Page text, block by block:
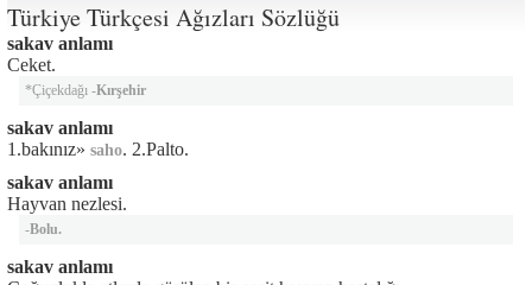
Türkiye Türkçesi Ağızları Sözlüğü
sakav anlamı
Ceket.
*Çiçekdağı -Kırşehir
sakav anlamı
1.bakınız» saho. 2.Palto.
sakav anlamı
Hayvan nezlesi.
-Bolu.
sakav anlamı